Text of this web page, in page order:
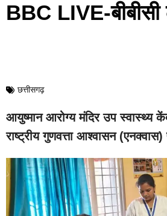
BBC LIVE-बीबीसी
छत्तीसगढ़
आयुष्मान आरोग्य मंदिर उप स्वास्थ्य
राष्ट्रीय गुणवत्ता आश्वासन